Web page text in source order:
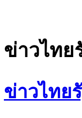
ข่าวไทย
ข่าวไทย